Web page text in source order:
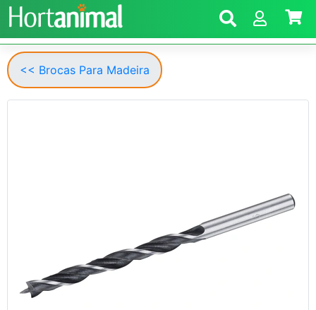
<< Brocas Para Madeira